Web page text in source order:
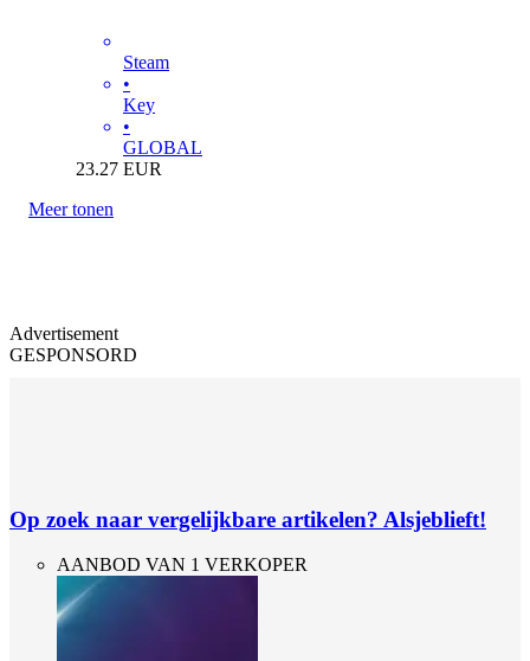
Steam
•
Key
•
GLOBAL
23.27 EUR
Meer tonen
Advertisement
GESPONSORD
Op zoek naar vergelijkbare artikelen? Alsjeblieft!
AANBOD VAN 1 VERKOPER